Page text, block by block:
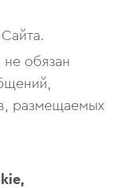
обязан
размещаемых